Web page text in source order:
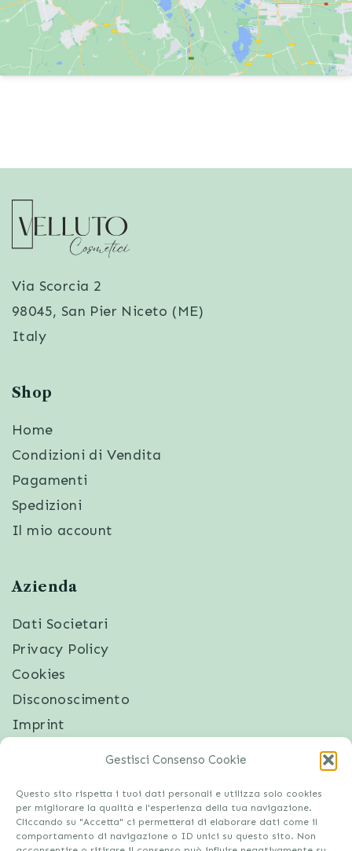
Gestisci Consenso Cookie
Questo sito rispetta i tuoi dati personali e utilizza solo cookies
per migliorare la qualità e l'esperienza della tua navigazione.
Cliccando su "Accetta" ci permetterai di elaborare dati come il
comportamento di navigazione o ID unici su questo sito. Non
Via Scorcia 2
98045, San Pier Niceto (ME)
Italy
Shop
Home
Condizioni di Vendita
Pagamenti
Spedizioni
Il mio account
Azienda
Dati Societari
Privacy Policy
Cookies
Disconoscimento
Imprint